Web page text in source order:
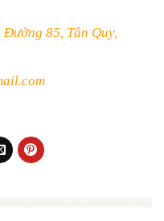
85, Tân Quy,